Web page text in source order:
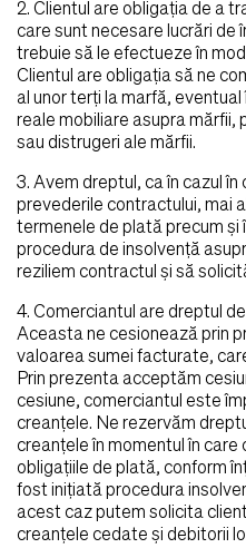
2. Clientul are obligaţia de a
care sunt necesare lucrări de
trebuie să le efectueze în
Clientul are obligaţia să ne
al unor terţi la marfă,
reale mobiliare asupra mărfii,
sau distrugeri ale mărfii.
3. Avem dreptul, ca în cazul
prevederile contractului, mai
termenele de plată precum şi
procedura de insolvenţă
reziliem contractul şi să
4. Comerciantul are dreptul
Aceasta ne cesionează prin
valoarea sumei facturate,
Prin prezenta acceptăm
cesiune, comerciantul este
creanţele. Ne rezervăm
creanţele în momentul în
obligaţiile de plată, conform
fost iniţiată procedura
acest caz putem solicita
creanţele cedate şi debitorii